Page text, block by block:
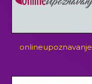
onlineupoznavanje